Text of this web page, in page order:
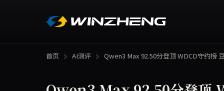
首页 AI测评 Qwen3 Max 92.50分登顶 WDCD守约榜